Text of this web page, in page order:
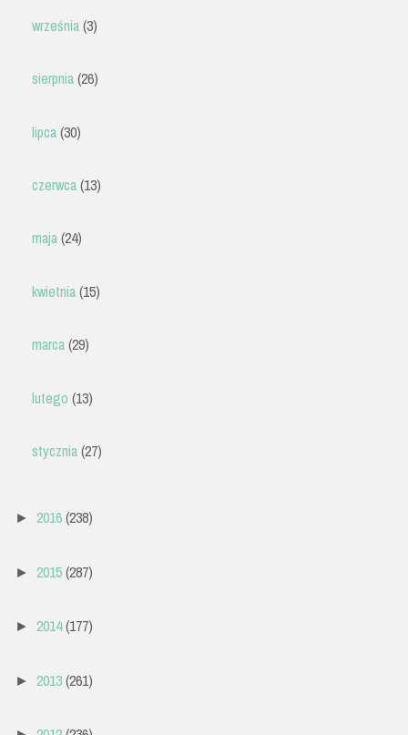
września(3)
sierpnia(26)
lipca(30)
czerwca(13)
maja(24)
kwietnia(15)
marca(29)
lutego (13)
stycznia(27)
► 2016(238)
► 2015(287)
► 2014(177)
► 2013(261)